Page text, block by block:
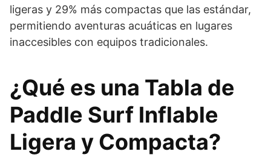
ligeras y 29% más compactas que las estándar,
permitiendo aventuras acuáticas en lugares
inaccesibles con equipos tradicionales.
¿Qué es una Tabla de
Paddle Surf Inflable
Ligera y Compacta?